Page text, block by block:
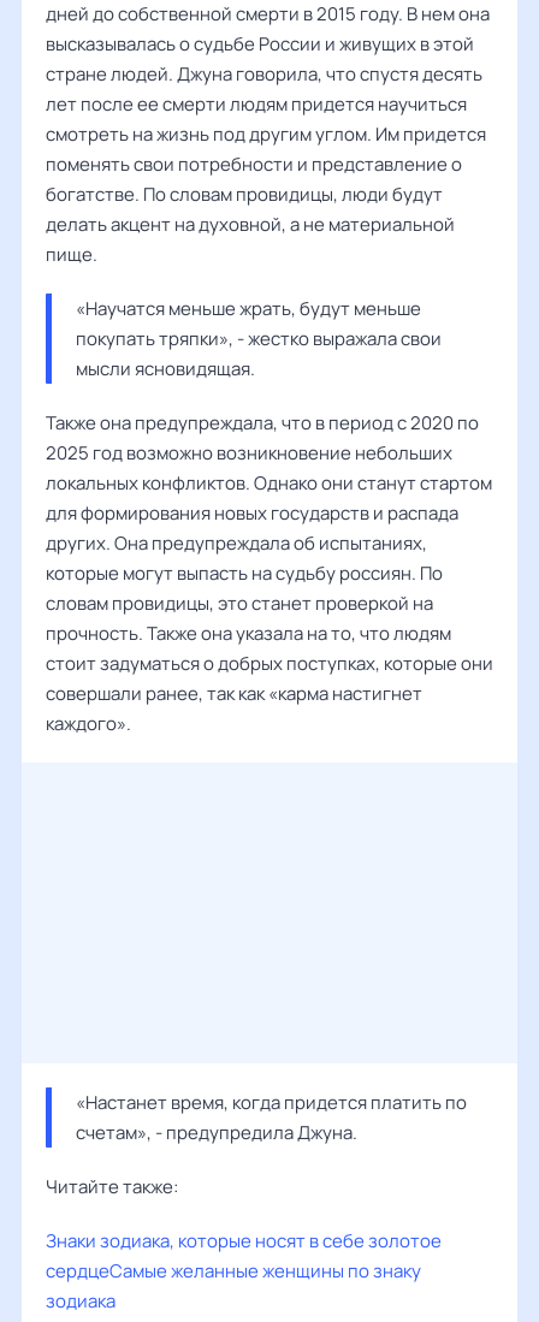
дней до собственной смерти в 2015 году. В нем она
высказывалась о судьбе России и живущих в этой
стране людей. Джуна говорила, что спустя десять
лет после ее смерти людям придется научиться
смотреть на жизнь под другим углом. Им придется
поменять свои потребности и представление о
богатстве. По словам провидицы, люди будут
делать акцент на духовной, а не материальной
пище.
«Научатся меньше жрать, будут меньше
покупать тряпки», - жестко выражала свои
мысли ясновидящая.
Также она предупреждала, что в период с 2020 по
2025 год возможно возникновение небольших
локальных конфликтов. Однако они станут стартом
для формирования новых государств и распада
других. Она предупреждала об испытаниях,
которые могут выпасть на судьбу россиян. По
словам провидицы, это станет проверкой на
прочность. Также она указала на то, что людям
стоит задуматься о добрых поступках, которые они
совершали ранее, так как «карма настигнет
каждого».
«Настанет время, когда придется платить по
счетам», - предупредила Джуна.
Читайте также:
Знаки зодиака, которые носят в себе золотое
сердцеСамые желанные женщины по знаку
зодиака